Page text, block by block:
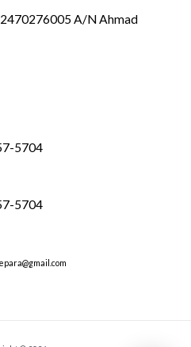
2470276005 A/N Ahmad
5704
5704